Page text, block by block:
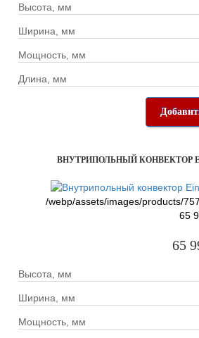
Высота, мм
Ширина, мм
Мощность, мм
Длина, мм
ВНУТРИПОЛЬНЫЙ КОНВЕКТОР
/webp/assets/images/products/
65
65
Высота, мм
Ширина, мм
Мощность, мм